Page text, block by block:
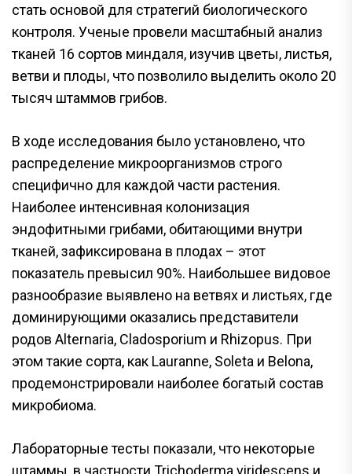
стать основой для стратегий биологического
контроля. Ученые провели масштабный анализ
тканей 16 сортов миндаля, изучив цветы, листья,
ветви и плоды, что позволило выделить около 20
тысяч штаммов грибов.
В ходе исследования было установлено, что
распределение микроорганизмов строго
специфично для каждой части растения.
Наиболее интенсивная колонизация
эндофитными грибами, обитающими внутри
тканей, зафиксирована в плодах – этот
показатель превысил 90%. Наибольшее видовое
разнообразие выявлено на ветвях и листьях, где
доминирующими оказались представители
родов Alternaria, Cladosporium и Rhizopus. При
этом такие сорта, как Lauranne, Soleta и Belona,
продемонстрировали наиболее богатый состав
микробиома.
Лабораторные тесты показали, что некоторые
штаммы, в частности Trichoderma viridescens и